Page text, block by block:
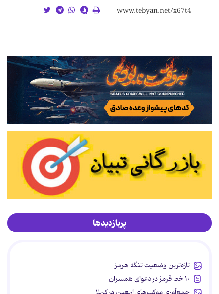
پربازدیدها
تازه‌ترین وضعیت تنگه هرمز
۱۰ خط قرمز در دعوای همسران